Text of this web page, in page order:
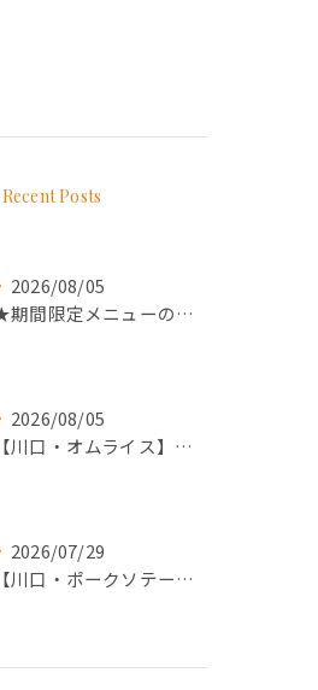
Recent Posts
2026/08/05
★期間限定メニューのご案内★
2026/08/05
【川口・オムライス】ランチ・ディナーにおススメの週替わりメニ...
2026/07/29
【川口・ポークソテー】ランチ・ディナーにおススメの週替わりメ...